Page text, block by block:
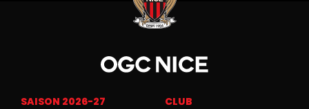
SAISON 2026-27 CLUB